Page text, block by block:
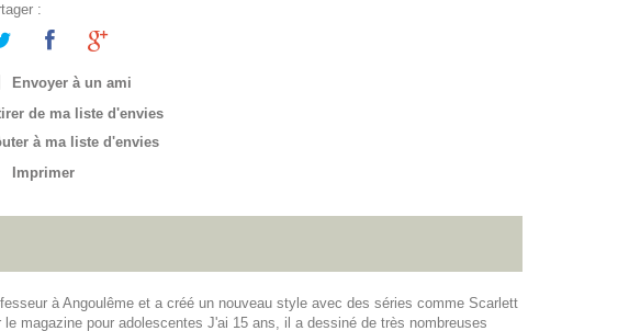
:
Envoyer à un ami
de ma liste d'envies
à ma liste d'envies
Imprimer
à Angoulême et a créé un nouveau style avec des séries comme Scarlett
magazine pour adolescentes J'ai 15 ans, il a dessiné de très nombreuses